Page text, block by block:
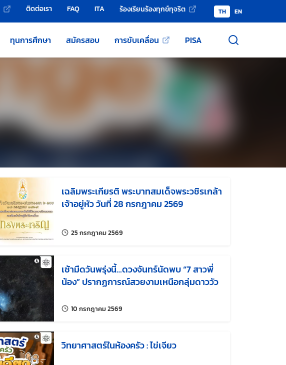
ติดต่อเรา FAQ ITA ร้องเรียนร้องทุกข์ทุจริต TH EN
ทุนการศึกษา สมัครสอบ การขับเคลื่อน PISA
เฉลิมพระเกียรติ พระบาทสมเด็จพระวชิรเกล้า
เจ้าอยู่หัว วันที่ 28 กรกฎาคม 2569
25 กรกฎาคม 2569
เช้ามืดวันพรุ่งนี้…ดวงจันทร์นัดพบ “7 สาวพี่
น้อง” ปรากฏการณ์สวยงามเหนือกลุ่มดาววัว
10 กรกฎาคม 2569
วิทยาศาสตร์ในห้องครัว : ไข่เจียว